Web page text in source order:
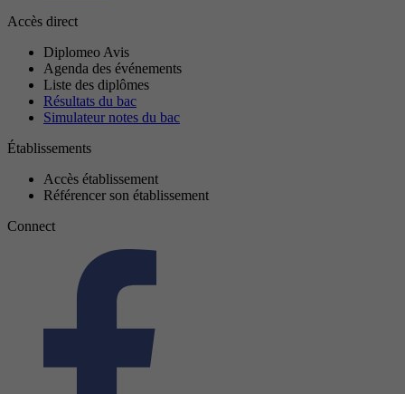
Accès direct
Diplomeo Avis
Agenda des événements
Liste des diplômes
Résultats du bac
Simulateur notes du bac
Établissements
Accès établissement
Référencer son établissement
Connect